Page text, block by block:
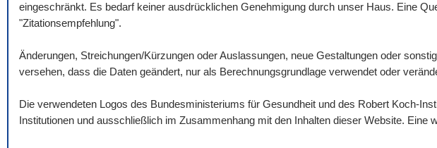
eingeschränkt. Es bedarf keiner ausdrücklichen Genehmigung durch unser Haus. Eine
"Zitationsempfehlung".
Änderungen, Streichungen/Kürzungen oder Auslassungen, neue Gestaltungen oder
versehen, dass die Daten geändert, nur als Berechnungsgrundlage verwendet oder
Die verwendeten Logos des Bundesministeriums für Gesundheit und des Robert Koch-
Institutionen und ausschließlich im Zusammenhang mit den Inhalten dieser Website. Eine